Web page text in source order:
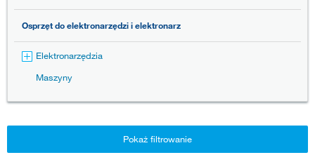
Osprzęt do elektronarzędzi i elektronarz
Elektronarzędzia
Maszyny
Pokaż filtrowanie